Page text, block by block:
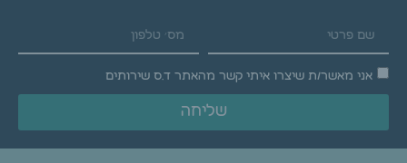
אני מאשר/ת שיצרו איתי קשר מהאתר ד.ס שירותים
שליחה